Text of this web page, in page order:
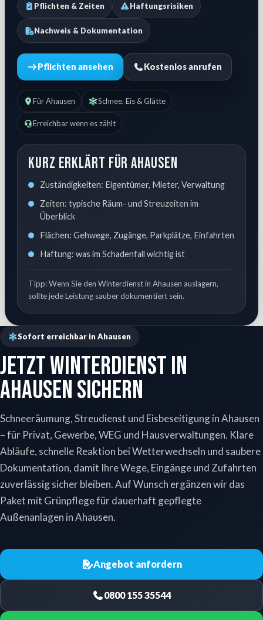
Pflichten & Zeiten Haftungsrisiken
Nachweis & Dokumentation
Pflichten ansehen Kostenlos anrufen
Für Ahausen Schnee, Eis & Glätte
Erreichbar wenn es zählt
Kurz erklärt für Ahausen
Zuständigkeiten: Eigentümer, Mieter, Verwaltung
Zeiten: typische Räum- und Streuzeiten im
Überblick
Flächen: Gehwege, Zugänge, Parkplätze, Einfahrten
Haftung: was im Schadenfall wichtig ist
Tipp: Wenn Sie den Winterdienst in Ahausen auslagern,
sollte jede Leistung sauber dokumentiert sein.
Sofort erreichbar in Ahausen
Jetzt Winterdienst in
Ahausen sichern
Schneeräumung, Streudienst und Eisbeseitigung in Ahausen
– für Privat, Gewerbe, WEG und Hausverwaltungen. Klare
Abläufe, schnelle Reaktion bei Wetterwechseln und saubere
Dokumentation, damit Ihre Wege, Eingänge und Zufahrten
zuverlässig sicher bleiben. Auf Wunsch ergänzen wir das
Paket mit Grünpflege für dauerhaft gepflegte
Außenanlagen in Ahausen.
Angebot anfordern
0800 155 35544